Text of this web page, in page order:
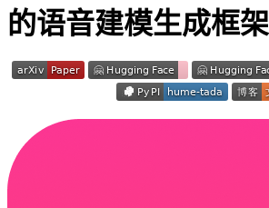
的语音建模生成框架